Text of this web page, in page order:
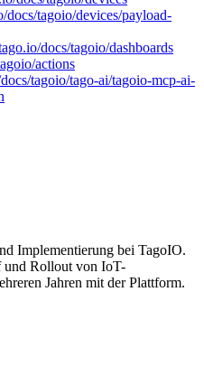
docs/tagoio/devices/payload-
docs/tagoio/dashboards
actions
tagoio/tago-ai/tagoio-mcp-ai-
Implementierung bei TagoIO.
und Rollout von IoT-
Jahren mit der Plattform.